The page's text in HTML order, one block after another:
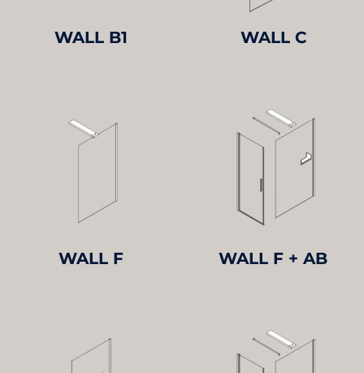
WALL B1 WALL C
WALL F WALL F + AB